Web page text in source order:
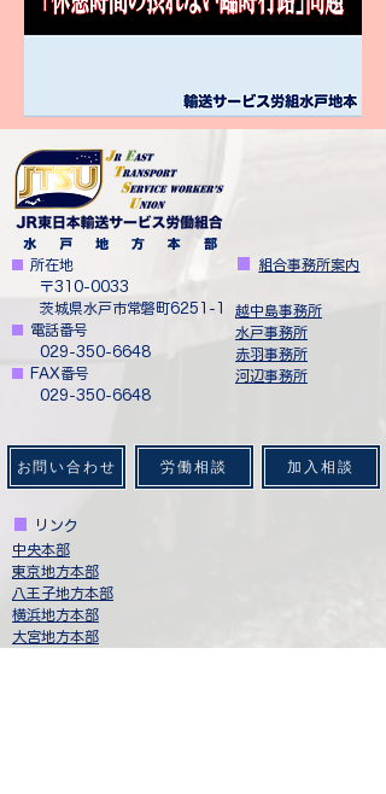
水 戸 地 方 本 部
■ ​所在地
​ 〒310-0033
茨城県水戸市常磐町6251-1
■ 電話番号
029-350-6648
■ ​FAX番号
029-350-6648
組合事務所案内
​越中島事務所
水戸事務所
赤羽事務所
​河辺事務所
お問い合わせ 労働相談 加入相談
リンク
中央本部
​東京地方本部​
八王子地方本部
​横浜地方本部
​大宮地方本部